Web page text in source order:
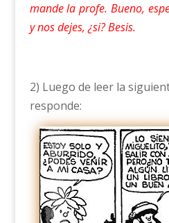
mande la profe. Bueno,
y nos dejes, ¿si? Besis.
2) Luego de leer la
responde: